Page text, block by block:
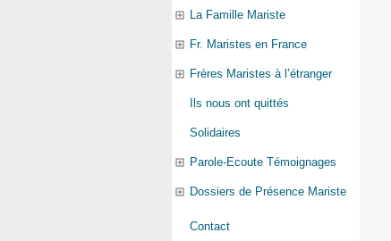
La Famille Mariste
Fr. Maristes en France
Frères Maristes à l’étranger
Ils nous ont quittés
Solidaires
Parole-Ecoute Témoignages
Dossiers de Présence Mariste
Contact